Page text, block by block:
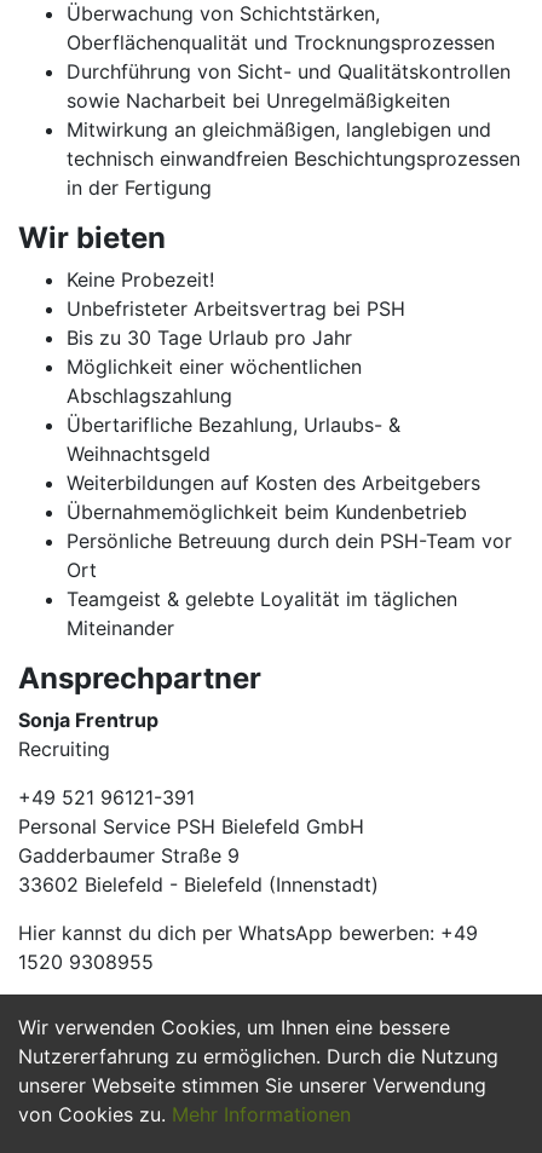
Wir verwenden Cookies, um Ihnen eine bessere
Nutzererfahrung zu ermöglichen. Durch die Nutzung
unserer Webseite stimmen Sie unserer Verwendung
von Cookies zu. Mehr Informationen
Überwachung von Schichtstärken,
Oberflächenqualität und Trocknungsprozessen
Durchführung von Sicht- und Qualitätskontrollen
sowie Nacharbeit bei Unregelmäßigkeiten
Mitwirkung an gleichmäßigen, langlebigen und
technisch einwandfreien Beschichtungsprozessen
in der Fertigung
Wir bieten
Keine Probezeit!
Unbefristeter Arbeitsvertrag bei PSH
Bis zu 30 Tage Urlaub pro Jahr
Möglichkeit einer wöchentlichen
Abschlagszahlung
Übertarifliche Bezahlung, Urlaubs- &
Weihnachtsgeld
Weiterbildungen auf Kosten des Arbeitgebers
Übernahmemöglichkeit beim Kundenbetrieb
Persönliche Betreuung durch dein PSH-Team vor
Ort
Teamgeist & gelebte Loyalität im täglichen
Miteinander
Ansprechpartner
Sonja Frentrup
Recruiting
+49 521 96121-391
Personal Service PSH Bielefeld GmbH
Gadderbaumer Straße 9
33602 Bielefeld - Bielefeld (Innenstadt)
Hier kannst du dich per WhatsApp bewerben: +49
1520 9308955
Jetzt Bewerben